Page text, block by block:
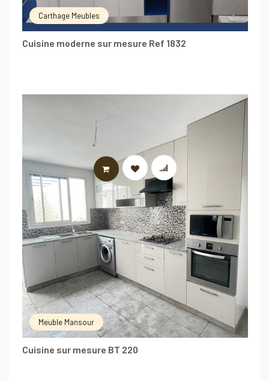
Carthage Meubles
Cuisine moderne sur mesure Ref 1832
Meuble Mansour
Cuisine sur mesure BT 220
LIRE LA SUITE